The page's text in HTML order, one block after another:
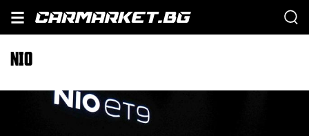
NIO